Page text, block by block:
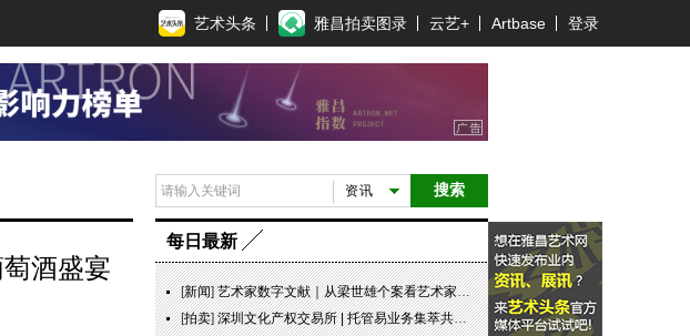
艺术头条 雅昌拍卖图录 云艺+ Artbase 登录
酒盛宴
搜索
资讯
每日最新
[新闻]艺术家数字文献｜从梁世雄个案看艺术家艺术数字文献的重要性和紧迫性
[拍卖]深圳文化产权交易所 | 托管易业务集萃共赏 吉光瓷影